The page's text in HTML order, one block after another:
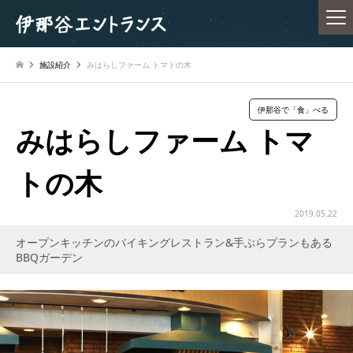
施設紹介 みはらしファーム トマトの木
伊那谷で「食」べる
みはらしファーム トマ
トの木
2019.05.22
オープンキッチンのバイキングレストラン&手ぶらプランもある
BBQガーデン